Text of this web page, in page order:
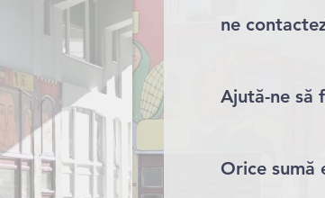
ne
Ajută-ne să
Orice sumă